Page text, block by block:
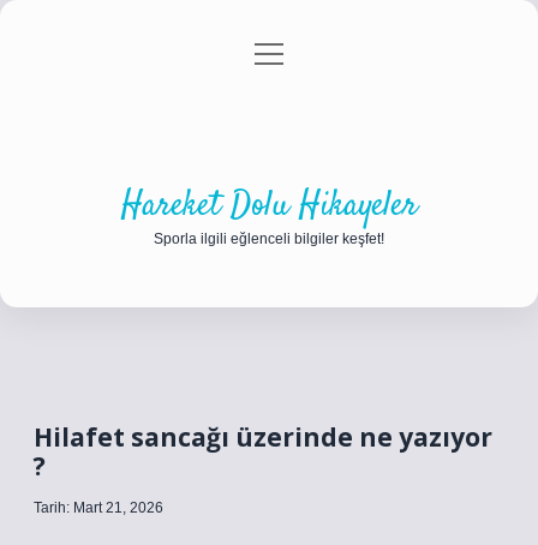
Gizlilik Politikası
menüyü
Hareket Dolu Hikayeler
Sporla ilgili eğlenceli bilgiler keşfet!
Hilafet sancağı üzerinde ne yazıyor
?
Tarih: Mart 21, 2026